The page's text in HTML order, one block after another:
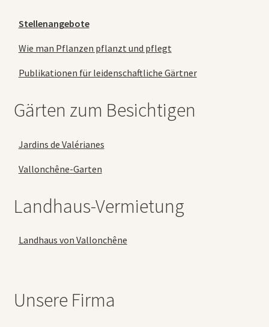
Stellenangebote
Wie man Pflanzen pflanzt und pflegt
Publikationen für leidenschaftliche Gärtner
Gärten zum Besichtigen
Jardins de Valérianes
Vallonchêne-Garten
Landhaus-Vermietung
Landhaus von Vallonchêne
Unsere Firma